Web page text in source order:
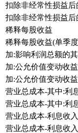
扣除非经常性损益后
扣除非经常性损益
稀释每股收益
稀释每股收益(单季
加:影响利润总额的
加:公允价值变动收益
加:公允价值变动收
营业总成本-其中:利
营业总成本-其中:利
营业总成本-利息收入
营业总成本-利息收